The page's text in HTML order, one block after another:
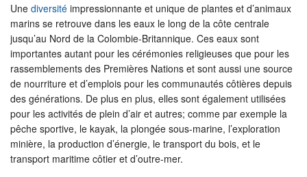
Une diversité impressionnante et unique de plantes et d’animaux
marins se retrouve dans les eaux le long de la côte centrale
jusqu’au Nord de la Colombie-Britannique. Ces eaux sont
importantes autant pour les cérémonies religieuses que pour les
rassemblements des Premières Nations et sont aussi une source
de nourriture et d’emplois pour les communautés côtières depuis
des générations. De plus en plus, elles sont également utilisées
pour les activités de plein d’air et autres; comme par exemple la
pêche sportive, le kayak, la plongée sous-marine, l’exploration
minière, la production d’énergie, le transport du bois, et le
transport maritime côtier et d’outre-mer.